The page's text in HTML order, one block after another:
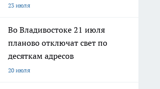
23 июля
Во Владивостоке 21 июля
планово отключат свет по
десяткам адресов
20 июля